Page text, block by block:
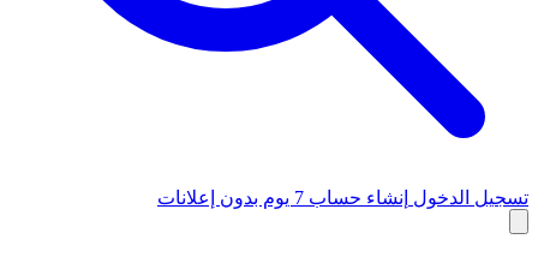
تسجيل الدخول إنشاء حساب 7 يوم بدون إعلانات